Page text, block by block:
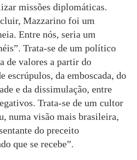
missões diplomáticas.
Mazzarino foi um
Entre nós, seria um
Trata-se de um político
de valores a partir do
escrúpulos, da emboscada, do
e da dissimulação, entre
Trata-se de um cultor
numa visão mais brasileira,
do preceito
que se recebe”.